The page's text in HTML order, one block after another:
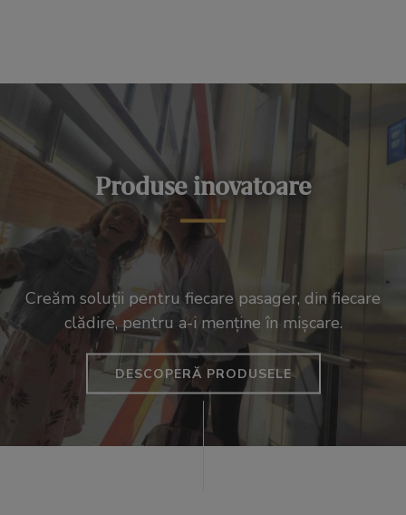
Produse inovatoare
Creăm soluții pentru fiecare pasager, din fiecare
clădire, pentru a-i menține în mișcare.
DESCOPERĂ PRODUSELE